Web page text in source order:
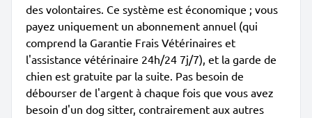
des volontaires. Ce système est économique ; vous
payez uniquement un abonnement annuel (qui
comprend la Garantie Frais Vétérinaires et
l'assistance vétérinaire 24h/24 7j/7), et la garde de
chien est gratuite par la suite. Pas besoin de
débourser de l'argent à chaque fois que vous avez
besoin d'un dog sitter, contrairement aux autres